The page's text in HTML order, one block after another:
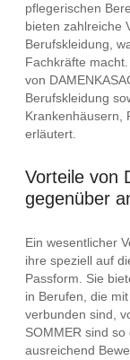
pflegerischen
bieten zahlreiche
Berufskleidung,
Fachkräfte
von
Berufskleidung
Krankenhäusern,
erläutert.
Vorteile von
gegenüber
Ein wesentlicher
ihre speziell auf
Passform. Sie
in Berufen, die
verbunden sind,
SOMMER sind
ausreichend